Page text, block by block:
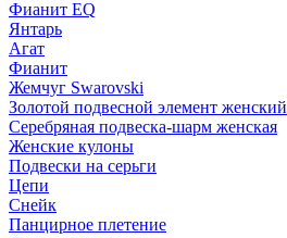
Фианит EQ
Янтарь
Агат
Фианит
Жемчуг Swarovski
Золотой подвесной элемент женcкий
Серебряная подвеска-шарм женская
Женские кулоны
Подвески на серьги
Цепи
Снейк
Панцирное плетение